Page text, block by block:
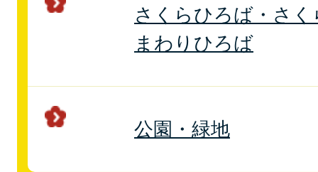
さくらひろば・さ
まわりひろば
公園・緑地